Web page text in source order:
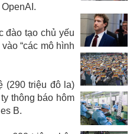
đào tạo chủ yếu
“các mô hình
(290 triệu đô la)
thông báo hôm
B.